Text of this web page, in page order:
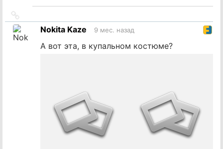
на
источникNokita Kaze 9 мес. назад
А вот эта, в купальном костюме?